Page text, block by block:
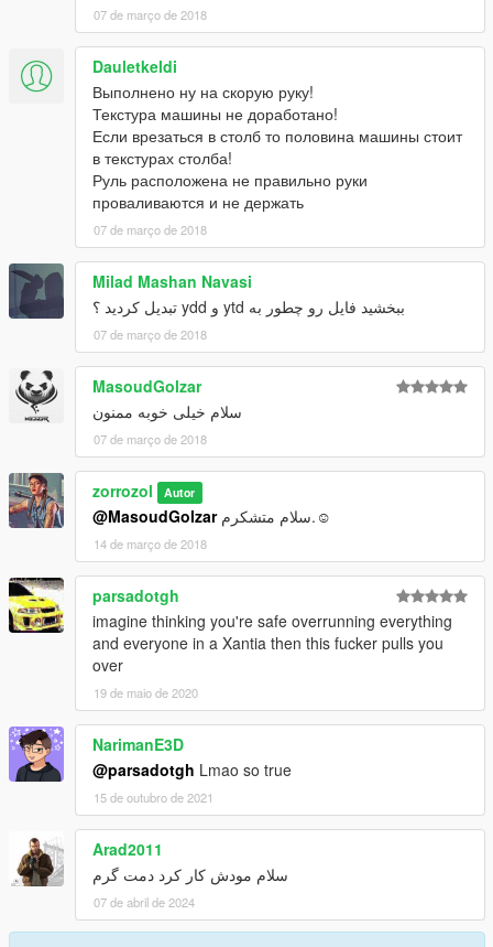
07 de março de 2018
Dauletkeldi
Выполнено ну на скорую руку!
Текстура машины не доработано!
Если врезаться в столб то половина машины стоит
в текстурах столба!
Руль расположена не правильно руки
проваливаются и не держать
07 de março de 2018
Milad Mashan Navasi
ببخشید فایل رو چطور به ytd و ydd تبدیل کردید ؟
07 de março de 2018
MasoudGolzar
سلام خیلی خوبه ممنون
07 de março de 2018
zorrozol Autor
@MasoudGolzar سلام متشکرم.☺
14 de março de 2018
parsadotgh
imagine thinking you're safe overrunning everything
and everyone in a Xantia then this fucker pulls you
over
19 de maio de 2020
NarimanE3D
@parsadotgh Lmao so true
15 de outubro de 2021
Arad2011
سلام مودش کار کرد دمت گرم
07 de abril de 2024